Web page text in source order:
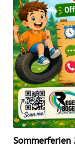
Sommerferien